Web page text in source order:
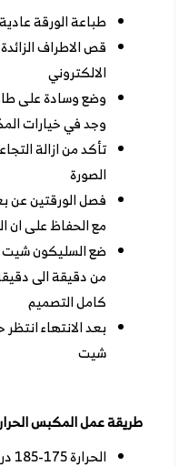
طباعة الورقة
قص الاطراف
الالكتروني
وجد في خيارات
تأكد من ازالة
الصورة
فصل الورقتين عن
مع الحفاظ على ان
ضع السليكون
من دقيقة الى
كامل التصميم
بعد الانتهاء
شيت
طريقة عمل المكبس